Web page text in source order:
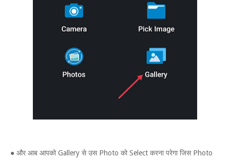
● और आब आपको Gallery से उस Photo को Select करना परेगा जिस Photo